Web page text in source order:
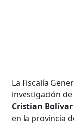
La Fiscalía
investigación
Cristian
en la provincia